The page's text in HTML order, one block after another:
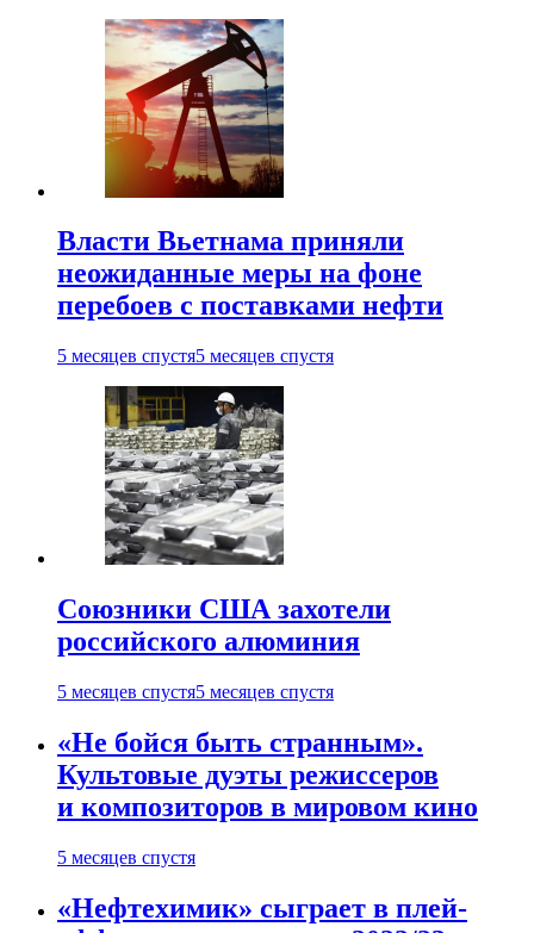
Власти Вьетнама приняли
неожиданные меры на фоне
перебоев с поставками нефти
5 месяцев спустя5 месяцев спустя
Союзники США захотели
российского алюминия
5 месяцев спустя5 месяцев спустя
«Не бойся быть странным».
Культовые дуэты режиссеров
и композиторов в мировом кино
5 месяцев спустя
«Нефтехимик» сыграет в плей-